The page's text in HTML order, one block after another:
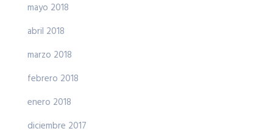
mayo 2018
abril 2018
marzo 2018
febrero 2018
enero 2018
diciembre 2017